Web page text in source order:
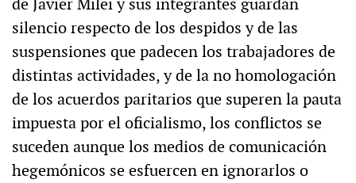
de Javier Milei y sus integrantes guardan
silencio respecto de los despidos y de las
suspensiones que padecen los trabajadores de
distintas actividades, y de la no homologación
de los acuerdos paritarios que superen la pauta
impuesta por el oficialismo, los conflictos se
suceden aunque los medios de comunicación
hegemónicos se esfuercen en ignorarlos o